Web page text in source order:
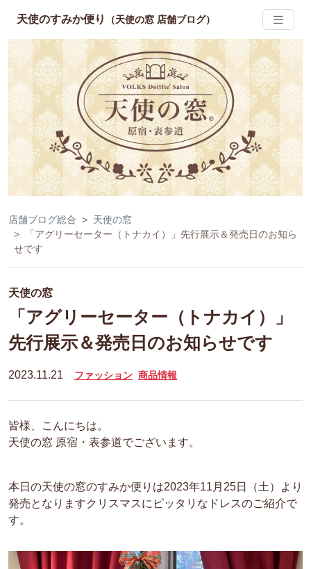
天使のすみか便り （天使の窓 店舗ブログ）
店舗ブログ総合
天使の窓
「アグリーセーター（トナカイ）」先行展示＆発売日のお知ら
せです
天使の窓
「アグリーセーター（トナカイ）」
先行展示＆発売日のお知らせです
2023.11.21 ファッション 商品情報
皆様、こんにちは。
天使の窓 原宿・表参道でございます。
本日の天使の窓のすみか便りは2023年11月25日（土）より
発売となりますクリスマスにピッタリなドレスのご紹介で
す。